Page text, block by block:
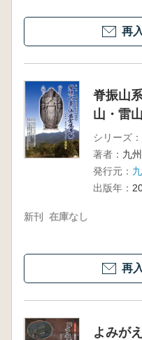
再
脊振山
山・雷
シリーズ：
著者：
発行元：
出版年：
新刊 在庫なし
再
よみが